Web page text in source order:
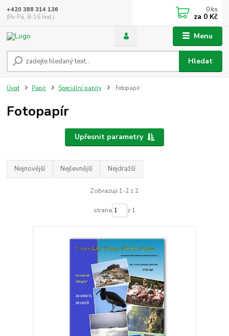
Menu
Hledat
+420 388 314 136
(Po-Pá, 8-16 hod.)
0 ks
za 0 Kč
Úvod Papír Speciální papíry Fotopapír
Fotopapír
Upřesnit parametry
Nejnovější Nejlevnější Nejdražší
Zobrazuji 1-2 z 2
strana z 1